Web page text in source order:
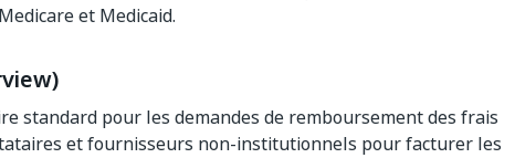
et Medicaid.
standard pour les demandes de remboursement des frais
et fournisseurs non-institutionnels pour facturer les